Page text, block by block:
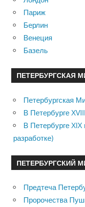
Париж
Берлин
Венеция
Базель
ПЕТЕРБУРГСКАЯ
Петербургская
В Петербурге
В Петербурге
разработке)
ПЕТЕРБУРГСКИЙ
Предтеча
Пророчества